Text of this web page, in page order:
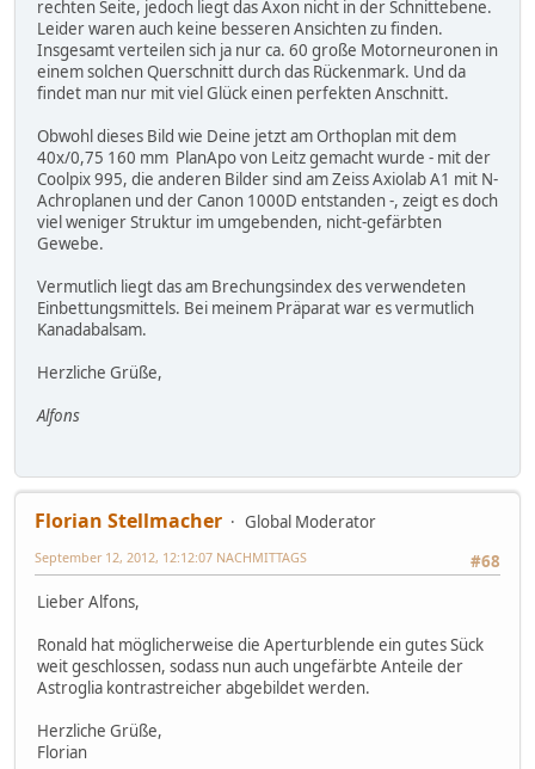
rechten Seite, jedoch liegt das Axon nicht in der Schnittebene.
Leider waren auch keine besseren Ansichten zu finden.
Insgesamt verteilen sich ja nur ca. 60 große Motorneuronen in
einem solchen Querschnitt durch das Rückenmark. Und da
findet man nur mit viel Glück einen perfekten Anschnitt.
Obwohl dieses Bild wie Deine jetzt am Orthoplan mit dem
40x/0,75 160 mm PlanApo von Leitz gemacht wurde - mit der
Coolpix 995, die anderen Bilder sind am Zeiss Axiolab A1 mit N-
Achroplanen und der Canon 1000D entstanden -, zeigt es doch
viel weniger Struktur im umgebenden, nicht-gefärbten
Gewebe.
Vermutlich liegt das am Brechungsindex des verwendeten
Einbettungsmittels. Bei meinem Präparat war es vermutlich
Kanadabalsam.
Herzliche Grüße,
Alfons
Florian Stellmacher
Global Moderator
#68
September 12, 2012, 12:12:07 NACHMITTAGS
Lieber Alfons,
Ronald hat möglicherweise die Aperturblende ein gutes Sück
weit geschlossen, sodass nun auch ungefärbte Anteile der
Astroglia kontrastreicher abgebildet werden.
Herzliche Grüße,
Florian